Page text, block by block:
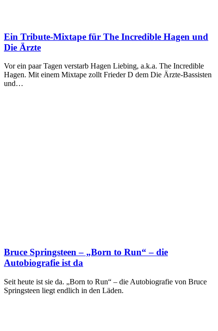
Ein Tribute-Mixtape für The Incredible Hagen und
Die Ärzte
Vor ein paar Tagen verstarb Hagen Liebing, a.k.a. The Incredible
Hagen. Mit einem Mixtape zollt Frieder D dem Die Ärzte-Bassisten
und…
Bruce Springsteen – „Born to Run“ – die
Autobiografie ist da
Seit heute ist sie da. „Born to Run“ – die Autobiografie von Bruce
Springsteen liegt endlich in den Läden.